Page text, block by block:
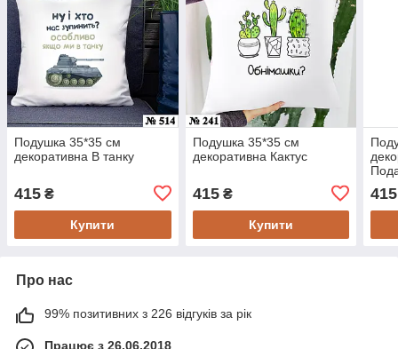
Подушка 35*35 см
декоративна В танку
415 ₴
Купити
Подушка 35*35 см
декоративна Кактус
415₴
Купити
415
Про нас
99% позитивних з 226 відгуків за рік
Працює з 26.06.2018